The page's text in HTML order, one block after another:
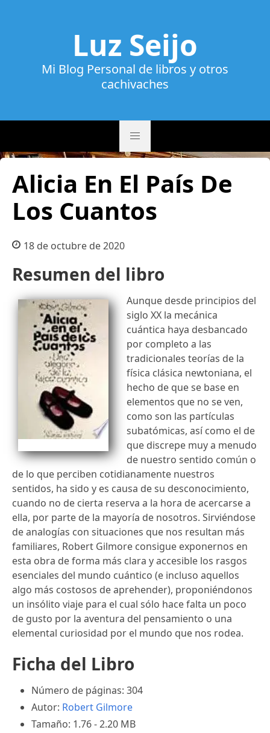
Luz Seijo
Mi Blog Personal de libros y otros
cachivaches
Alicia En El País De
Los Cuantos
18 de octubre de 2020
Resumen del libro
Aunque desde principios del
siglo XX la mecánica
cuántica haya desbancado
por completo a las
tradicionales teorías de la
física clásica newtoniana, el
hecho de que se base en
elementos que no se ven,
como son las partículas
subatómicas, así como el de
que discrepe muy a menudo
de nuestro sentido común o
de lo que perciben cotidianamente nuestros
sentidos, ha sido y es causa de su desconocimiento,
cuando no de cierta reserva a la hora de acercarse a
ella, por parte de la mayoría de nosotros. Sirviéndose
de analogías con situaciones que nos resultan más
familiares, Robert Gilmore consigue exponernos en
esta obra de forma más clara y accesible los rasgos
esenciales del mundo cuántico (e incluso aquellos
algo más costosos de aprehender), proponiéndonos
un insólito viaje para el cual sólo hace falta un poco
de gusto por la aventura del pensamiento o una
elemental curiosidad por el mundo que nos rodea.
Ficha del Libro
Número de páginas: 304
Autor: Robert Gilmore
Tamaño: 1.76 - 2.20 MB